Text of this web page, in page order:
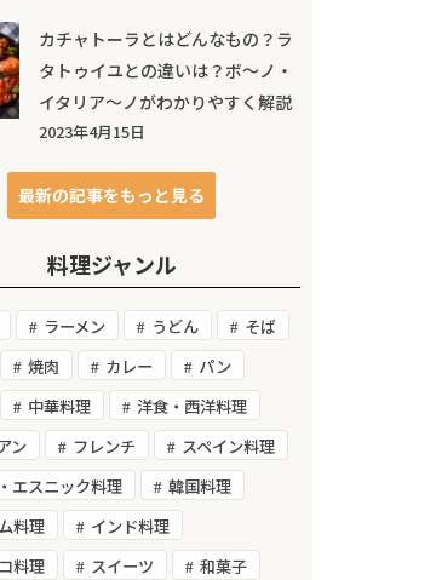
カチャトーラとはどんなもの？ラ
タトゥイユとの違いは？ボ～ノ・
イタリア～ノがわかりやすく解説
2023年4月15日
最新の記事をもっと見る
料理ジャンル
ラーメン うどん
そば
焼肉 カレー
パン
中華料理
洋食・西洋料理
ン
フレンチ
スペイン料理
エスニック料理
韓国料理
料理
インド料理
料理
スイーツ
和菓子